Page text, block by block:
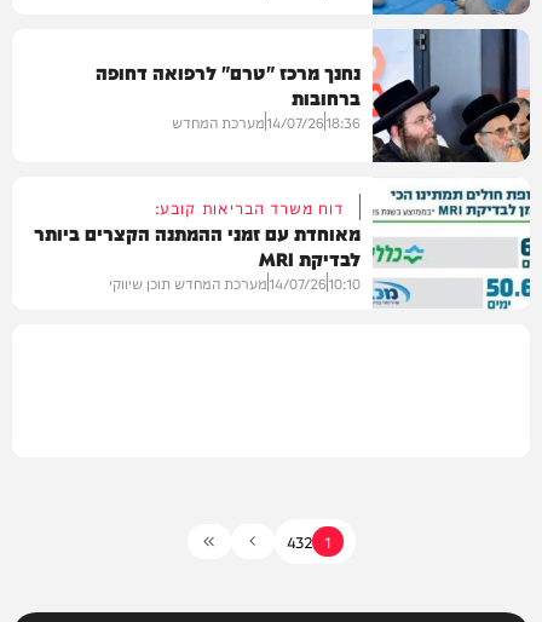
בריאות
נחנך מרכז "טרם" לרפואה דחופה
ברחובות
18:36
14/07/26מערכת המחדש
דוח משרד הבריאות קובע:
מאוחדת עם זמני ההמתנה הקצרים ביותר
לבדיקת MRI
10:10
14/07/26מערכת המחדש תוכן שיווקי
1
2
3
4